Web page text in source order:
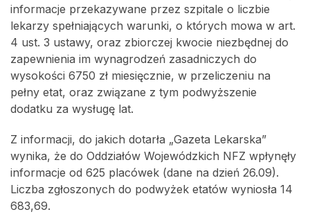
informacje przekazywane przez szpitale o liczbie
lekarzy spełniających warunki, o których mowa w art.
4 ust. 3 ustawy, oraz zbiorczej kwocie niezbędnej do
zapewnienia im wynagrodzeń zasadniczych do
wysokości 6750 zł miesięcznie, w przeliczeniu na
pełny etat, oraz związane z tym podwyższenie
dodatku za wysługę lat.
Z informacji, do jakich dotarła „Gazeta Lekarska”
wynika, że do Oddziałów Wojewódzkich NFZ wpłynęły
informacje od 625 placówek (dane na dzień 26.09).
Liczba zgłoszonych do podwyżek etatów wyniosła 14
683,69.